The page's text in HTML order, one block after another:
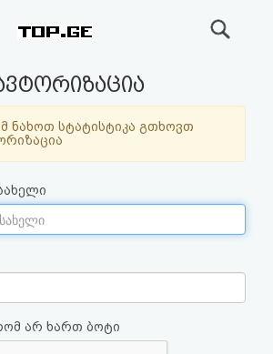
ნახოთ სტატისტიკა გთხოვთ
არ ხართ ბოტი